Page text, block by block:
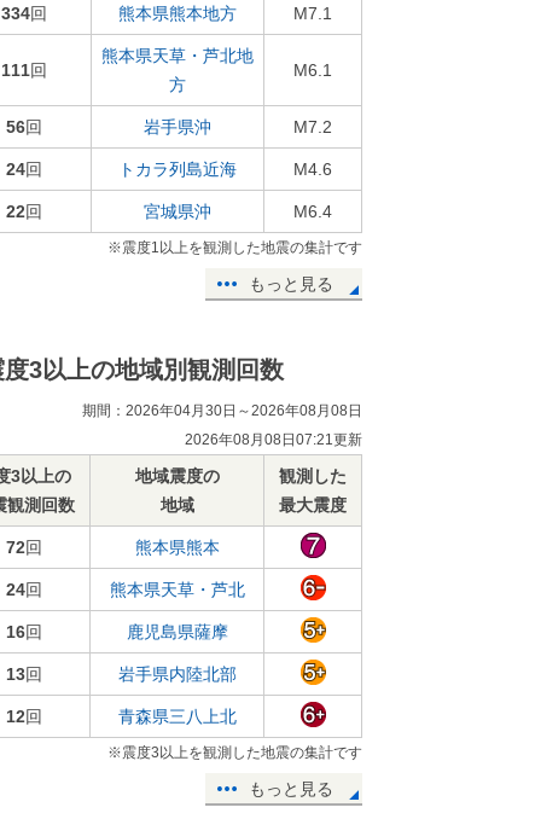
334回 熊本県熊本地方 M7.1
111回
熊本県天草・芦北地
方
M6.1
56回 岩手県沖 M7.2
24回 トカラ列島近海 M4.6
22回 宮城県沖 M6.4
※震度1以上を観測した地震の集計です
もっと見る
度3以上の地域別観測回数
期間：2026年04月30日～2026年08月08日
2026年08月08日07:21更新
3以上の
観測回数
地域震度の
地域
観測した
最大震度
72回 熊本県熊本
24回 熊本県天草・芦北
16回 鹿児島県薩摩
13回 岩手県内陸北部
12回 青森県三八上北
※震度3以上を観測した地震の集計です
もっと見る